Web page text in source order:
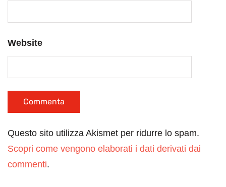
Website
Questo sito utilizza Akismet per ridurre lo spam.
Scopri come vengono elaborati i dati derivati dai
commenti.